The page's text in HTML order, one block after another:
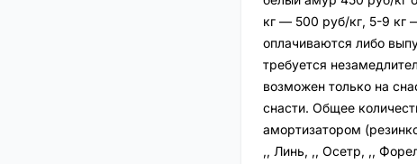
кг — 500 руб/кг, 5-9
оплачиваются либо
требуется
возможен только на
снасти. Общее
амортизатором
,, Линь, ,, Осетр, ,,